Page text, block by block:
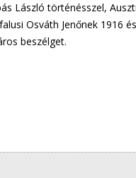
László történésszel,
Osváth Jenőnek 1916
beszélget.